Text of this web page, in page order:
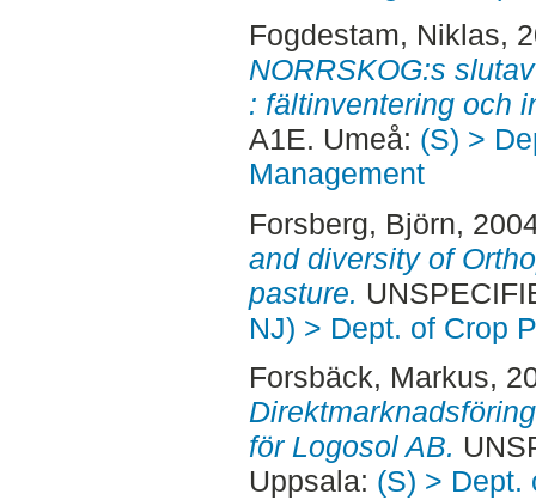
Fogdestam, Niklas,
NORRSKOG:s
: fältinventering och
A1E. Umeå: (S) >
Management
Forsberg, Björn,
and diversity of
pasture.
NJ) > Dept. of Crop
Forsbäck, Markus,
för Logosol AB.
Uppsala: (S) > Dept.